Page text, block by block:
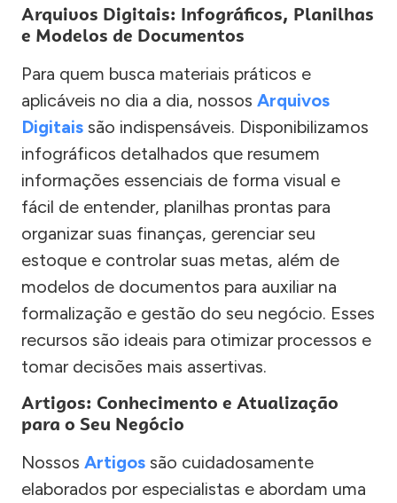
Arquivos Digitais: Infográficos, Planilhas
e Modelos de Documentos
Para quem busca materiais práticos e
aplicáveis no dia a dia, nossos Arquivos
Digitais são indispensáveis. Disponibilizamos
infográficos detalhados que resumem
informações essenciais de forma visual e
fácil de entender, planilhas prontas para
organizar suas finanças, gerenciar seu
estoque e controlar suas metas, além de
modelos de documentos para auxiliar na
formalização e gestão do seu negócio. Esses
recursos são ideais para otimizar processos e
tomar decisões mais assertivas.
Artigos: Conhecimento e Atualização
para o Seu Negócio
Nossos Artigos são cuidadosamente
elaborados por especialistas e abordam uma